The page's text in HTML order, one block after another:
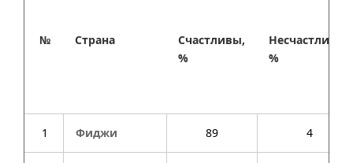
№ Страна
Счастливы,
%
Несчастливы,
%
1 Фиджи 89 4